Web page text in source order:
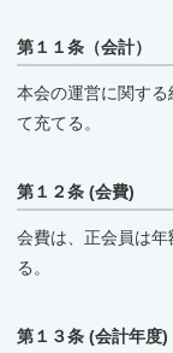
第１１条（会計）
本会の運営に関す
て充てる。
第１２条 (会費)
会費は、正会員は
る。
第１３条 (会計年度)